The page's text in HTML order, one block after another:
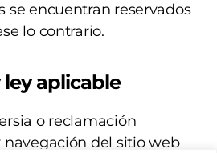
se encuentran reservados
lo contrario.
aplicable
o reclamación
navegación del sitio web